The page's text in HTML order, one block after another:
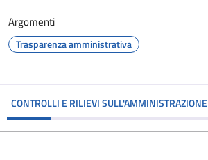
Argomenti
Trasparenza amministrativa
CONTROLLI E RILIEVI SULL'AMMINISTRAZIONE